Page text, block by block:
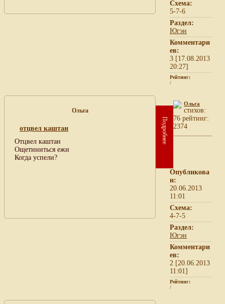
Схема:
5-7-6
Раздел:
Югэн
Комментари
ев:
3 [17.08.2013
20:27]
Рейтинг:
/
Ольга
отцвел каштан
Отцвел каштан
Ощетиниться ежи
Когда успели?
Подробнее
Ольга
cтихов:
76 рейтинг:
2374
Опубликова
н:
20.06.2013
11:01
Схема:
4-7-5
Раздел:
Югэн
Комментари
ев:
2 [20.06.2013
11:01]
Рейтинг:
/